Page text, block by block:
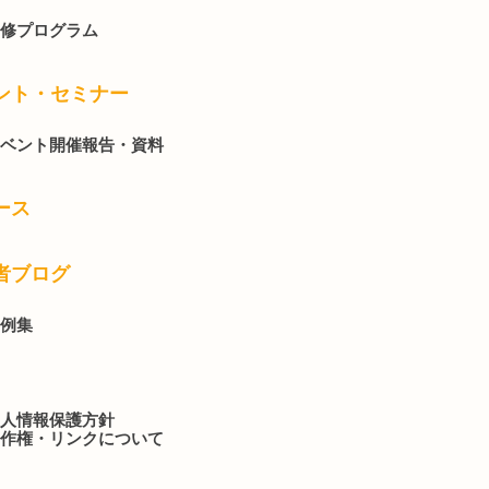
プログラム
ト・セミナー
ント開催報告・資料
ス
ブログ
集
情報保護方針
権・リンクについて